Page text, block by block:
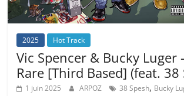
2025 Hot Track
Vic Spencer & Bucky Luger
Rare [Third Based] (feat. 38
1 juin 2025 ARPOZ 38 Spesh, Bucky